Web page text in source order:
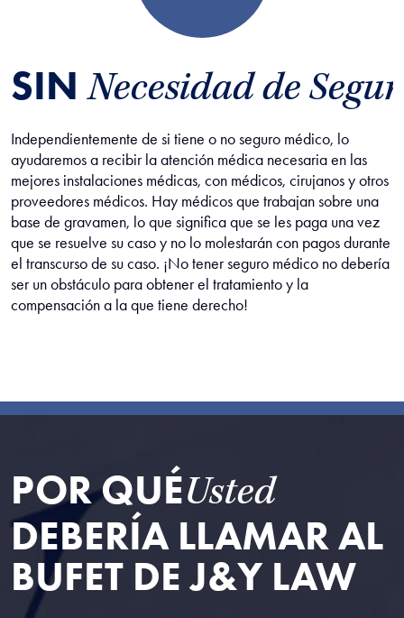
SINNecesidad de
Independientemente de si tiene o no seguro médico, lo
ayudaremos a recibir la atención médica necesaria en las
mejores instalaciones médicas, con médicos, cirujanos y otros
proveedores médicos. Hay médicos que trabajan sobre una
base de gravamen, lo que significa que se les paga una vez
que se resuelve su caso y no lo molestarán con pagos durante
el transcurso de su caso. ¡No tener seguro médico no debería
ser un obstáculo para obtener el tratamiento y la
compensación a la que tiene derecho!
POR QUÉUsted
DEBERÍA LLAMAR AL
BUFET DE J&Y LAW